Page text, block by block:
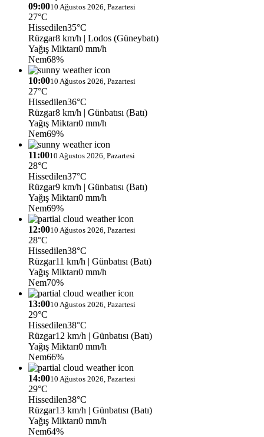
09:0010 Ağustos 2026, Pazartesi
27°C
Hissedilen35°C
Rüzgar8 km/h | Lodos (Güneybatı)
Yağış Miktarı0 mm/h
Nem68%
10:0010 Ağustos 2026, Pazartesi
27°C
Hissedilen36°C
Rüzgar8 km/h | Günbatısı (Batı)
Yağış Miktarı0 mm/h
Nem69%
11:0010 Ağustos 2026, Pazartesi
28°C
Hissedilen37°C
Rüzgar9 km/h | Günbatısı (Batı)
Yağış Miktarı0 mm/h
Nem69%
12:0010 Ağustos 2026, Pazartesi
28°C
Hissedilen38°C
Rüzgar11 km/h | Günbatısı (Batı)
Yağış Miktarı0 mm/h
Nem70%
13:0010 Ağustos 2026, Pazartesi
29°C
Hissedilen38°C
Rüzgar12 km/h | Günbatısı (Batı)
Yağış Miktarı0 mm/h
Nem66%
14:0010 Ağustos 2026, Pazartesi
29°C
Hissedilen38°C
Rüzgar13 km/h | Günbatısı (Batı)
Yağış Miktarı0 mm/h
Nem64%